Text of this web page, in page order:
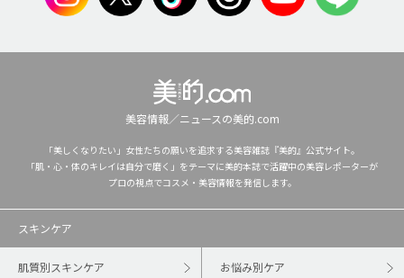
美容情報／ニュースの美的.com
「美しくなりたい」女性たちの願いを追求する美容雑誌『美的』公式サイト。
「肌・心・体のキレイは自分で磨く」をテーマに美的本誌で活躍中の美容レポーターが
プロの視点でコスメ・美容情報を発信します。
スキンケア
肌質別スキンケア お悩み別ケア